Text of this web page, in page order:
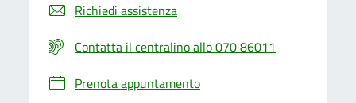
Richiedi assistenza
Contatta il centralino allo 070 86011
Prenota appuntamento